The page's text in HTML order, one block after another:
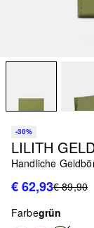
-30%
LILITH
Handliche
€ 62,93€ 89,90
Farbegrün